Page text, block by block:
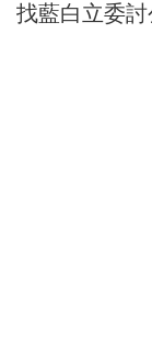
找藍白立委討